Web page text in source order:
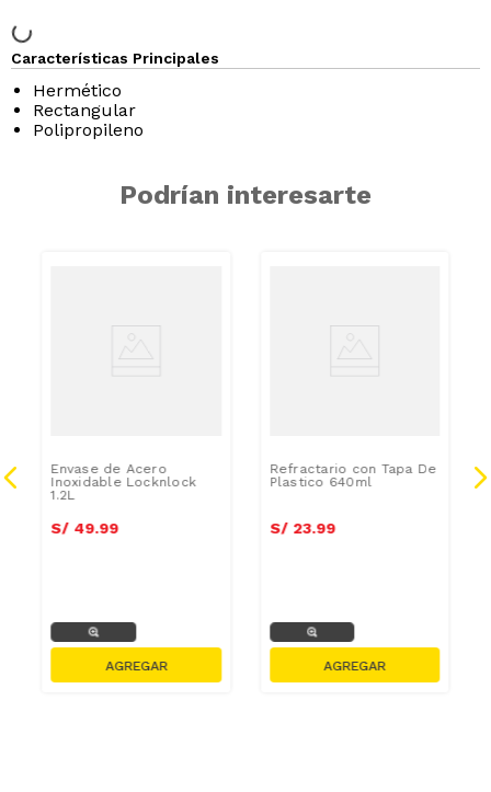
Características Principales
Hermético
Rectangular
Polipropileno
Podrían interesarte
Envase de Acero
Inoxidable Locknlock
1.2L
S/ 49.99
Refractario con Tapa De
Plastico 640ml
S/ 23.99